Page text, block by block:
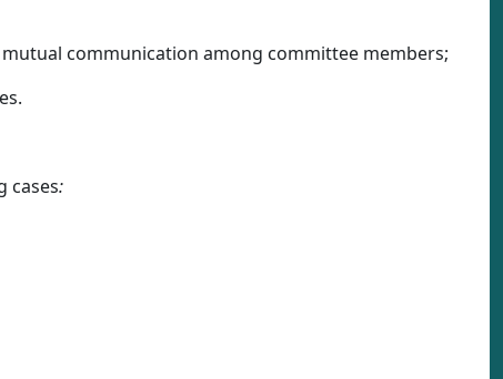
communication among committee members;
cases: